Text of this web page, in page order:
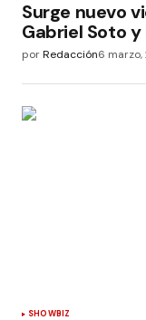
Surge nuevo
Gabriel Soto
porRedacción6 marzo,
SHOWBIZ